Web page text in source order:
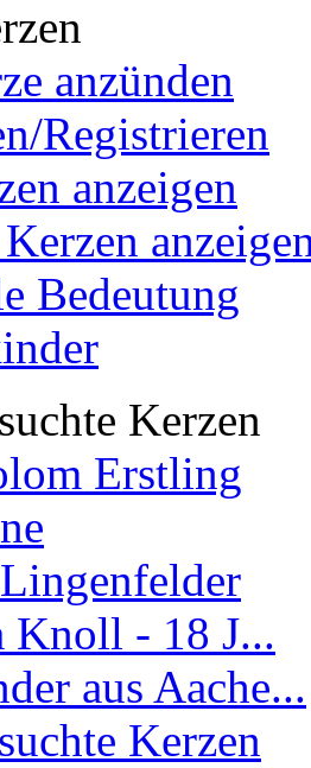
anzünden
Registrieren
anzeigen
Bedeutung
Kerzen
Erstling
Knoll - 18 J...
aus Aache...
Kerzen